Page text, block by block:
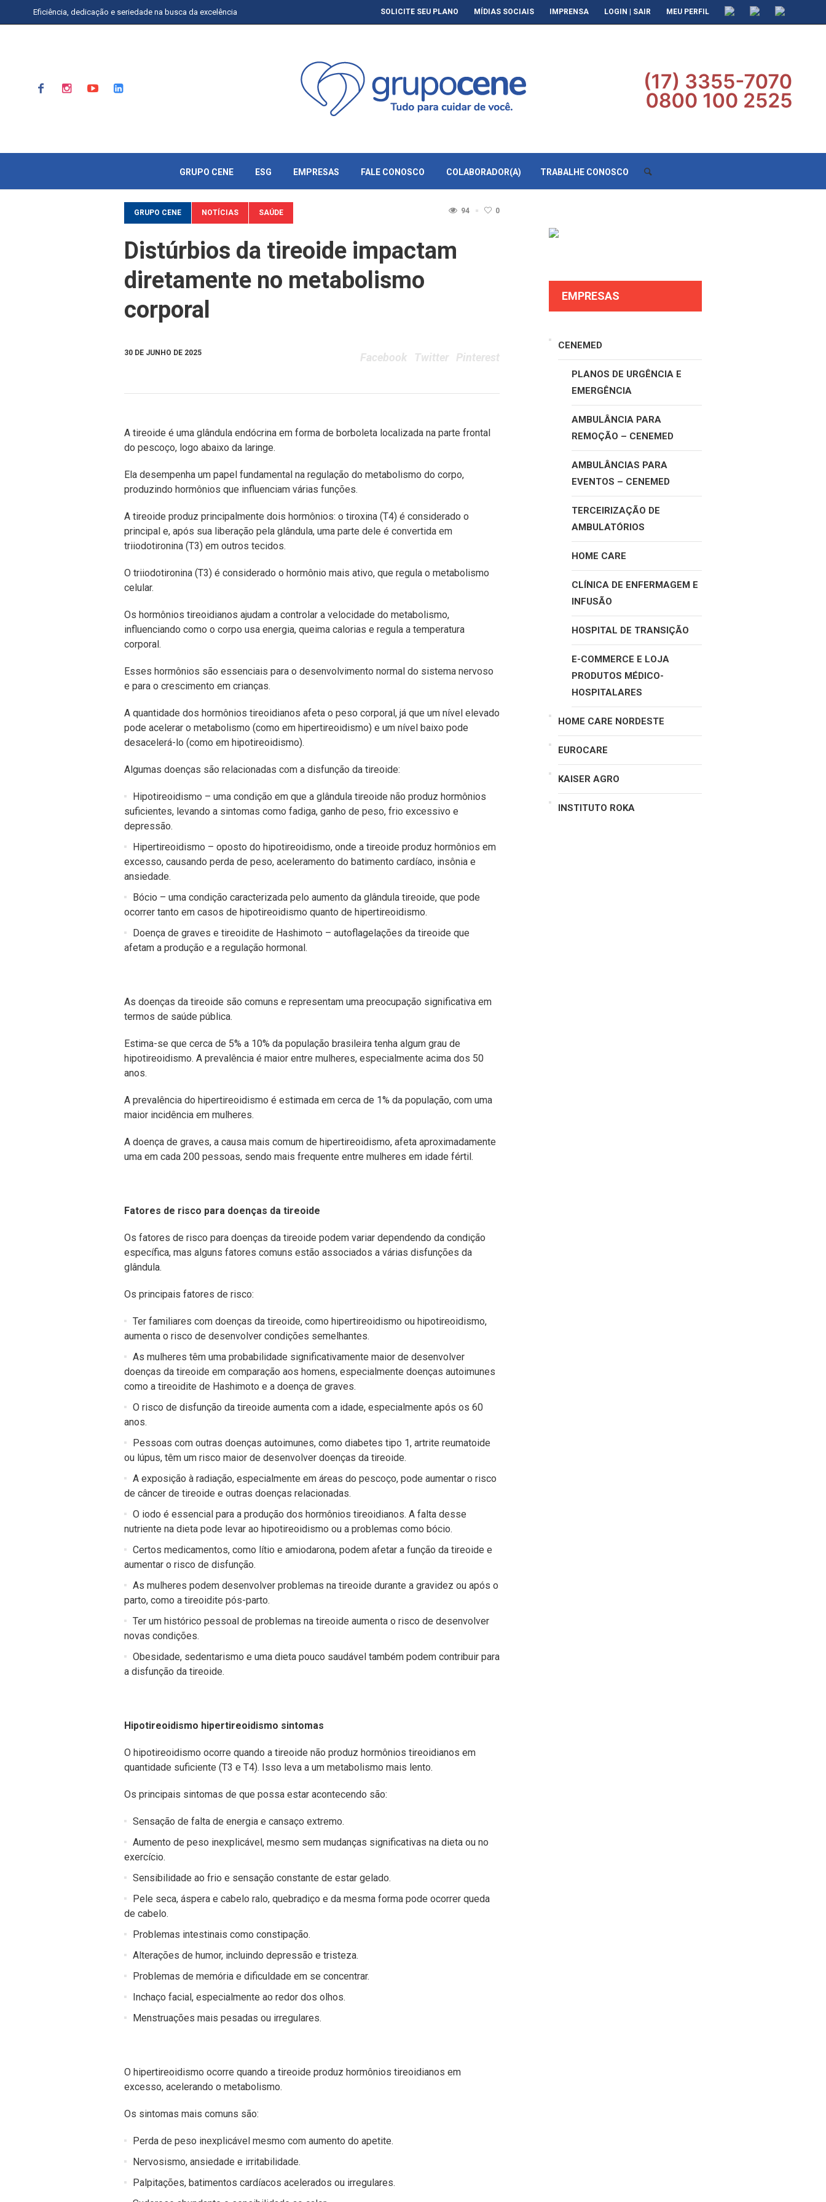
SOLICITE SEU PLANO MÍDIAS SOCIAIS IMPRENSA LOGIN | SAIR MEU PERFIL
Eficiência, dedicação e seriedade na busca da excelência
GRUPO CENE ESG EMPRESAS FALE CONOSCO COLABORADOR(A) TRABALHE CONOSCO
GRUPO CENE NOTÍCIAS SAÚDE 94 0
Distúrbios da tireoide impactam
diretamente no metabolismo
corporal
30 DE JUNHO DE 2025 Facebook Twitter Pinterest
A tireoide é uma glândula endócrina em forma de borboleta localizada na parte frontal
do pescoço, logo abaixo da laringe.
Ela desempenha um papel fundamental na regulação do metabolismo do corpo,
produzindo hormônios que influenciam várias funções.
A tireoide produz principalmente dois hormônios: o tiroxina (T4) é considerado o
principal e, após sua liberação pela glândula, uma parte dele é convertida em
triiodotironina (T3) em outros tecidos.
O triiodotironina (T3) é considerado o hormônio mais ativo, que regula o metabolismo
celular.
Os hormônios tireoidianos ajudam a controlar a velocidade do metabolismo,
influenciando como o corpo usa energia, queima calorias e regula a temperatura
corporal.
Esses hormônios são essenciais para o desenvolvimento normal do sistema nervoso
e para o crescimento em crianças.
A quantidade dos hormônios tireoidianos afeta o peso corporal, já que um nível elevado
pode acelerar o metabolismo (como em hipertireoidismo) e um nível baixo pode
desacelerá-lo (como em hipotireoidismo).
Algumas doenças são relacionadas com a disfunção da tireoide:
Hipotireoidismo – uma condição em que a glândula tireoide não produz hormônios
suficientes, levando a sintomas como fadiga, ganho de peso, frio excessivo e
depressão.
Hipertireoidismo – oposto do hipotireoidismo, onde a tireoide produz hormônios em
excesso, causando perda de peso, aceleramento do batimento cardíaco, insônia e
ansiedade.
Bócio – uma condição caracterizada pelo aumento da glândula tireoide, que pode
ocorrer tanto em casos de hipotireoidismo quanto de hipertireoidismo.
Doença de graves e tireoidite de Hashimoto – autoflagelações da tireoide que
afetam a produção e a regulação hormonal.
As doenças da tireoide são comuns e representam uma preocupação significativa em
termos de saúde pública.
Estima-se que cerca de 5% a 10% da população brasileira tenha algum grau de
hipotireoidismo. A prevalência é maior entre mulheres, especialmente acima dos 50
anos.
A prevalência do hipertireoidismo é estimada em cerca de 1% da população, com uma
maior incidência em mulheres.
A doença de graves, a causa mais comum de hipertireoidismo, afeta aproximadamente
uma em cada 200 pessoas, sendo mais frequente entre mulheres em idade fértil.
Fatores de risco para doenças da tireoide
Os fatores de risco para doenças da tireoide podem variar dependendo da condição
específica, mas alguns fatores comuns estão associados a várias disfunções da
glândula.
Os principais fatores de risco:
Ter familiares com doenças da tireoide, como hipertireoidismo ou hipotireoidismo,
aumenta o risco de desenvolver condições semelhantes.
As mulheres têm uma probabilidade significativamente maior de desenvolver
doenças da tireoide em comparação aos homens, especialmente doenças autoimunes
como a tireoidite de Hashimoto e a doença de graves.
O risco de disfunção da tireoide aumenta com a idade, especialmente após os 60
anos.
Pessoas com outras doenças autoimunes, como diabetes tipo 1, artrite reumatoide
ou lúpus, têm um risco maior de desenvolver doenças da tireoide.
A exposição à radiação, especialmente em áreas do pescoço, pode aumentar o risco
de câncer de tireoide e outras doenças relacionadas.
O iodo é essencial para a produção dos hormônios tireoidianos. A falta desse
nutriente na dieta pode levar ao hipotireoidismo ou a problemas como bócio.
Certos medicamentos, como lítio e amiodarona, podem afetar a função da tireoide e
aumentar o risco de disfunção.
As mulheres podem desenvolver problemas na tireoide durante a gravidez ou após o
parto, como a tireoidite pós-parto.
Ter um histórico pessoal de problemas na tireoide aumenta o risco de desenvolver
novas condições.
Obesidade, sedentarismo e uma dieta pouco saudável também podem contribuir para
a disfunção da tireoide.
Hipotireoidismo hipertireoidismo sintomas
O hipotireoidismo ocorre quando a tireoide não produz hormônios tireoidianos em
quantidade suficiente (T3 e T4). Isso leva a um metabolismo mais lento.
Os principais sintomas de que possa estar acontecendo são:
Sensação de falta de energia e cansaço extremo.
Aumento de peso inexplicável, mesmo sem mudanças significativas na dieta ou no
exercício.
Sensibilidade ao frio e sensação constante de estar gelado.
Pele seca, áspera e cabelo ralo, quebradiço e da mesma forma pode ocorrer queda
de cabelo.
Problemas intestinais como constipação.
Alterações de humor, incluindo depressão e tristeza.
Problemas de memória e dificuldade em se concentrar.
Inchaço facial, especialmente ao redor dos olhos.
Menstruações mais pesadas ou irregulares.
O hipertireoidismo ocorre quando a tireoide produz hormônios tireoidianos em
excesso, acelerando o metabolismo.
Os sintomas mais comuns são:
Perda de peso inexplicável mesmo com aumento do apetite.
Nervosismo, ansiedade e irritabilidade.
Palpitações, batimentos cardíacos acelerados ou irregulares.
EMPRESAS
CENEMED
PLANOS DE URGÊNCIA E
EMERGÊNCIA
AMBULÂNCIA PARA
REMOÇÃO – CENEMED
AMBULÂNCIAS PARA
EVENTOS – CENEMED
TERCEIRIZAÇÃO DE
AMBULATÓRIOS
HOME CARE
CLÍNICA DE ENFERMAGEM E
INFUSÃO
HOSPITAL DE TRANSIÇÃO
E-COMMERCE E LOJA
PRODUTOS MÉDICO-
HOSPITALARES
HOME CARE NORDESTE
EUROCARE
KAISER AGRO
INSTITUTO ROKA